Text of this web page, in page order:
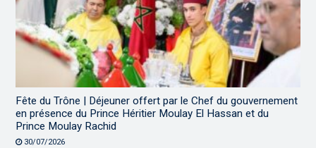
Fête du Trône | Déjeuner offert par le Chef du gouvernement
en présence du Prince Héritier Moulay El Hassan et du
Prince Moulay Rachid
30/07/2026